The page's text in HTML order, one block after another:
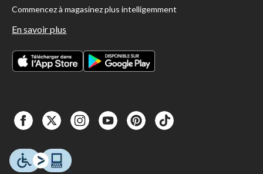
Commencez à magasinez plus intelligemment
En savoir plus